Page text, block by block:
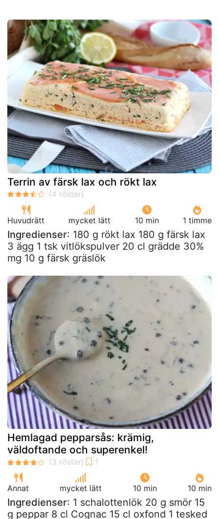
Terrin av färsk lax och rökt lax
Huvudrätt mycket lätt 10 min 1 timme
Ingredienser: 180 g rökt lax 180 g färsk lax
3 ägg 1 tsk vitlökspulver 20 cl grädde 30%
mg 10 g färsk gräslök
Hemlagad pepparsås: krämig,
väldoftande och superenkel!
Annat mycket lätt 10 min 10 min
Ingredienser: 1 schalottenlök 20 g smör 15
g peppar 8 cl Cognac 15 cl oxfond 1 tesked